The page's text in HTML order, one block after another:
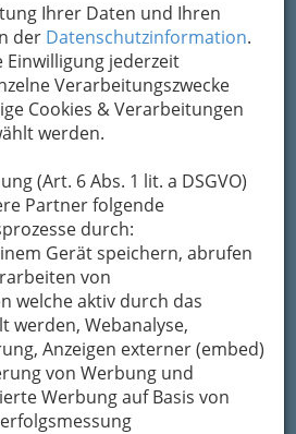
Ihrer Daten und Ihren
der Datenschutzinformation.
Einwilligung jederzeit
Verarbeitungszwecke
Cookies & Verarbeitungen
werden.
(Art. 6 Abs. 1 lit. a DSGVO)
Partner folgende
durch:
Gerät speichern, abrufen
von
welche aktiv durch das
werden, Webanalyse,
Anzeigen externer (embed)
von Werbung und
Werbung auf Basis von
vor Spam-Mails zu
wir an dieser Stelle zur
Nachricht ein sicheres
wird nach dem
per Mail an das
weitergeleitet.